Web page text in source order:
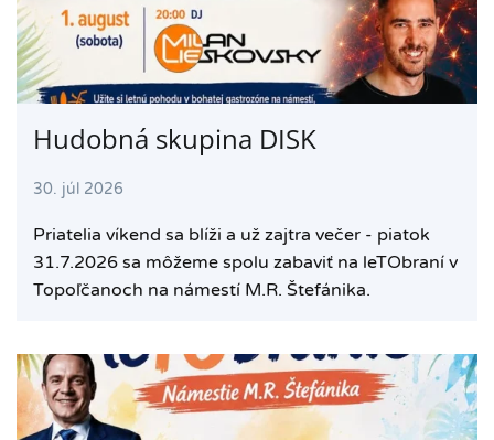
Hudobná skupina DISK
30. júl 2026
Priatelia víkend sa blíži a už zajtra večer - piatok
31.7.2026 sa môžeme spolu zabaviť na leTObraní v
Topoľčanoch na námestí M.R. Štefánika.